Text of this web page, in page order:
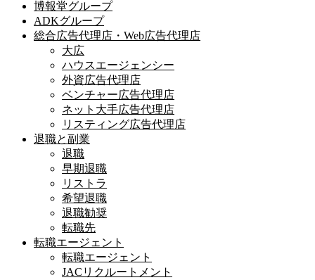
博報堂グループ
ADKグループ
総合広告代理店・Web広告代理店
大広
ハウスエージェンシー
外資広告代理店
ベンチャー広告代理店
ネット大手広告代理店
リスティング広告代理店
退職と副業
退職
早期退職
リストラ
希望退職
退職勧奨
転職先
転職エージェント
転職エージェント
JACリクルートメント